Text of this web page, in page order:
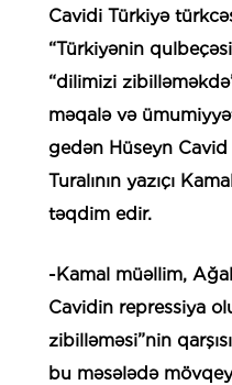
Cavidi Türkiyə
“Türkiyənin
“dilimizi
məqalə və
gedən Hüseyn Cavid
Turalının yazıçı
təqdim edir.
-Kamal müəllim,
Cavidin repressiya
zibilləməsi”nin
bu məsələdə